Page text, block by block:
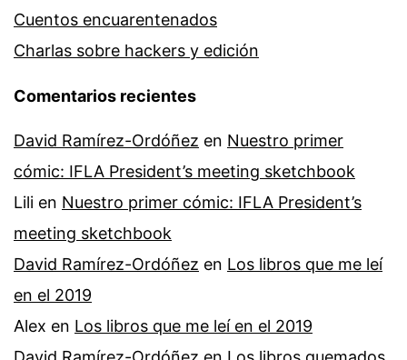
Cuentos encuarentenados
Charlas sobre hackers y edición
Comentarios recientes
David Ramírez-Ordóñez en Nuestro primer
cómic: IFLA President’s meeting sketchbook
Lili en Nuestro primer cómic: IFLA President’s
meeting sketchbook
David Ramírez-Ordóñez en Los libros que me leí
en el 2019
Alex en Los libros que me leí en el 2019